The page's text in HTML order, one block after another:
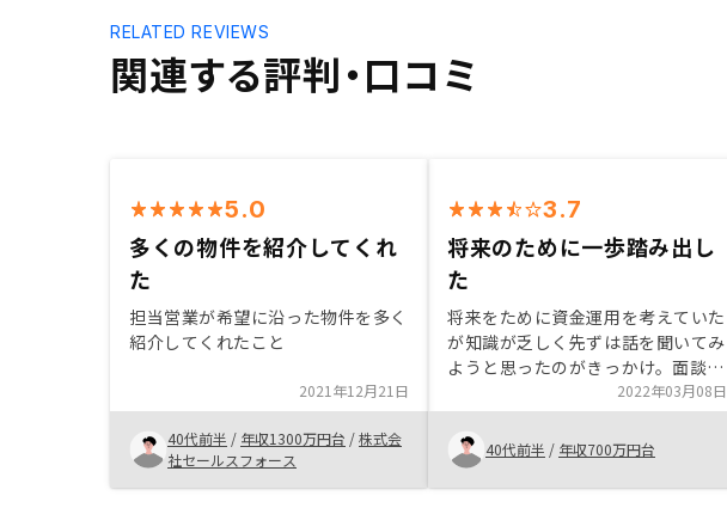
関連する評判・口コミ
RELATED REVIEWS
5.0
多くの物件を紹介してくれ
た
担当営業が希望に沿った物件を多く
紹介してくれたこと
2021年12月21日
40代前半 / 年収1300万円台 /株式会
社セールスフォース
3.7
将来のために一歩踏み出し
た
将来をために資金運用を考えていた
が知識が乏しく先ずは話を聞いてみ
ようと思ったのがきっかけ。面談を
通してある程度勉強になったが、実
際不動産投資をスタートしたばかり
なので正直まだ漠然とした不安もあ
る。ただ担当の方が親身になって相
談にのってくれるので、心強いと思
2022年03月08日
40代前半 / 年収700万円台